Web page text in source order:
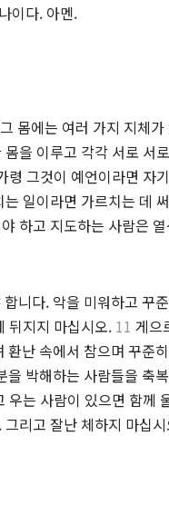
이다. 아멘.
몸에는 여러 가지 지체
을 이루고 각각 서로 서
령 그것이 예언이라면 자
일이라면 가르치는 데
하고 지도하는 사람은
니다. 악을 미워하고 꾸
뒤지지 마십시오. 11 게으
환난 속에서 참으며 꾸준
을 박해하는 사람들을 축
우는 사람이 있으면 함께
리고 잘난 체하지 마십